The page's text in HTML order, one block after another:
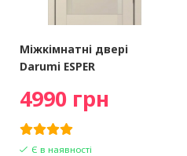
Міжкімнатні двері
Darumi ESPER
4990 грн
Є в наявності